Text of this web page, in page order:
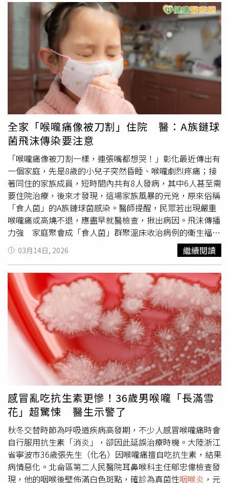
匿。由於肺部組織對痛覺並不敏感，因此當腫瘤仍小、尚局
限在肺部時，患者往往不會出現明顯不適，這也是為何有些
患者即使已到早中期，仍沒有咳嗽、喘或胸痛等典型呼吸道
症狀。不過醫師也提醒，肺癌並非完全無跡可尋。若出現
「莫名聲音沙啞」，且經持續治療後仍未改善，或反覆出現
不明原因阻塞性肺炎等情況，都可能是肺部病變發出的警
訊，尤其長期吸菸、暴露於污染環境、有肺癌家族史或慢性
肺病患者，更應定期接受低劑量螺旋CT（LDCT）檢查，這
也是目前國際公認肺癌早期篩查的「黃金標準」。
建第二人民醫院腸胃科毛姓醫師指出，藍莓確實含有豐富的
花青素與膳食纖維，對於改善慢性低度發炎、維護血管健康
及調節腸道菌叢具有正面助益。醫師表示，藍莓中的抗氧化
成分能輔助降低心血管疾病風險與代謝症候群，但必須強
調，食物的「抗炎」效果屬於長期營養調理，與醫學上的
「抗生素」或「消炎藥」性質截然不同。針對這起案例，毛
醫師解釋，藍莓雖是優質水果，但含有較高比例的果膠與鞣
酸，若在空腹狀態下一次攝取過多（如案例中每日食用約
250公克），這些成分會與胃酸發生反應，並與蛋白質結合
形成難以消化的固體團塊。因此，對於腸胃功能較弱或消化
道敏感的族群來說，過量食用非但不能抗發炎，反而會加重
腸胃負擔，引發嚴重的消化道梗阻。有營養師建議，一般成
人食用藍莓應掌握「適量、不空腹」的原則，每日建議攝取
量約為一小把（約10至20顆），選擇直徑約1.4至1.6公分的
中型果實最能兼顧口感與營養價值。同時呼籲民眾切勿將藍
莓視為治病靈藥，尤其是急性細菌感染引發的發炎，若僅靠
吃水果而延誤就醫，恐讓輕微的咽喉炎或胃腸炎演變成化膿
或脫水等重症。此外，醫師特別點名4類族群的人不宜盲目
跟風多吃藍莓。首先是糖尿病患者，須注意水果糖分對血糖
的影響；其次是脾胃虛寒、容易腹瀉者，因藍莓性涼，過食
恐加劇症狀；第三是腎臟病患者，藍莓所含的草酸鹽可能導
致結石惡化；最後是正在服用「抗凝血藥物」（如華法林）
的患者，藍莓中的水楊酸成分可能干擾藥效，增加出血風
險。
全家「喉嚨痛像被刀割」住院 醫：A族鏈球
菌飛沫傳染要注意
「喉嚨痛像被刀割一樣，連張嘴都想哭！」彰化最近傳出有
一個家庭，先是8歲的小兒子突然昏睡、喉嚨劇烈疼痛；接
著同住的家族成員，短時間內共有8人發病，其中6人甚至需
要住院治療，後來才發現，這場家族風暴的元兇，原來俗稱
「食人菌」的A族鏈球菌感染。醫師提醒，民眾若出現嚴重
喉嚨痛或高燒不退，應盡早就醫檢查，揪出病因。飛沫傳播
力強 家庭聚會成「食人菌」群聚溫床收治病例的衛生福利
部彰化醫院任職的小兒科主任馬瑞杉表示，A族鏈球菌常引
起急性咽喉炎與扁桃腺炎，主要透過飛沫或接觸傳播，在家
嚨殺手」。家住彰化縣二林鎮的39歲吳姓婦女就表示，當初
家裡是8歲的兒子先出現昏睡與劇烈喉嚨痛，就醫時發現扁
桃腺明顯腫大，甚至痛到難以張口。沒想到接下來她與其他
家人，也陸續出現相同症狀，包括5名孩子及親戚，一個家
裡多達8人發病，其中6人因症狀嚴重，還住院約6天。病程
演變極快 A族鏈球菌恐引發毒性休克症候群馬瑞杉主任解
釋，A族鏈球菌臨床常見症狀主要為急性咽喉炎、扁桃腺紅
腫及高燒不退。雖然多數個案表現為劇烈喉嚨痛，但若細菌
深入侵犯肌肉筋膜，可能演變為壞死性筋膜炎，嚴重甚至會
引發毒性休克症候群或多重器官衰竭。由於其病程變化極
快，且死亡率不容小覷，因此被冠上「食人菌」的稱號。無
疫苗預防A族鏈球菌 療程擅自停藥恐引發嚴重後果值得注
意的是，A族鏈球菌與肺炎鏈球菌不同，目前並無疫苗可供
預防。馬瑞杉醫師提到，感染A族鏈球菌必須接受完整的10
天抗生素療程。許多患者在服藥2至3天後，症狀會顯著緩
解，但此時切記不可擅自停藥，否則不僅容易導致病灶復
發，還可能產生抗藥性，甚至誘發急性腎絲球腎炎或風濕熱
03月14日, 2026 繼續閱讀
感冒亂吃抗生素更慘！36歲男喉嚨「長滿雪
花」超驚悚 醫生示警了
秋冬交替時節為呼吸道疾病高發期，不少人感冒喉嚨痛時會
自行服用抗生素「消炎」，卻因此延誤治療時機。大陸浙江
省寧波市36歲張先生（化名）因喉嚨痛擅自吃抗生素，結果
病情惡化。北侖區第二人民醫院耳鼻喉科主任鄔忠偉檢查發
現，他的咽喉後壁佈滿白色斑點，確診為真菌性咽喉炎 ，元